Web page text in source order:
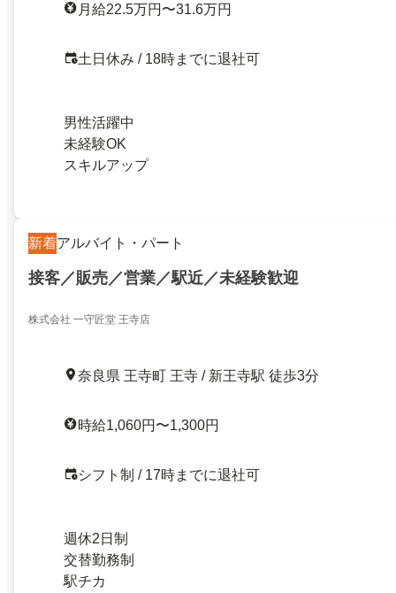
月給22.5万円〜31.6万円
土日休み / 18時までに退社可
男性活躍中
未経験OK
スキルアップ
新着アルバイト・パート
接客／販売／営業／駅近／未経験歓迎
株式会社 一守匠堂 王寺店
奈良県 王寺町 王寺 / 新王寺駅 徒歩3分
時給1,060円〜1,300円
シフト制 / 17時までに退社可
週休2日制
交替勤務制
駅チカ